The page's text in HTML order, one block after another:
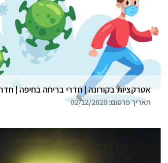
תאריך פרסום: 02/12/2020